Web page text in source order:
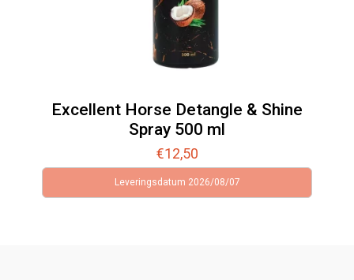
Excellent Horse Detangle & Shine
Spray 500 ml
€12,50
Leveringsdatum 2026/08/07